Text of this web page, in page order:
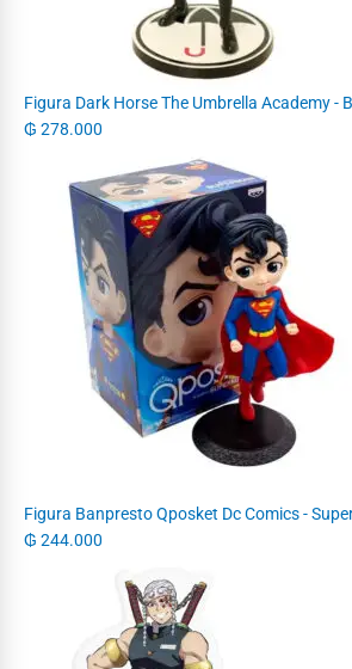
Figura Dark Horse The Umbrella Academy -
₲ 278.000
Figura Banpresto Qposket Dc Comics -
₲ 244.000